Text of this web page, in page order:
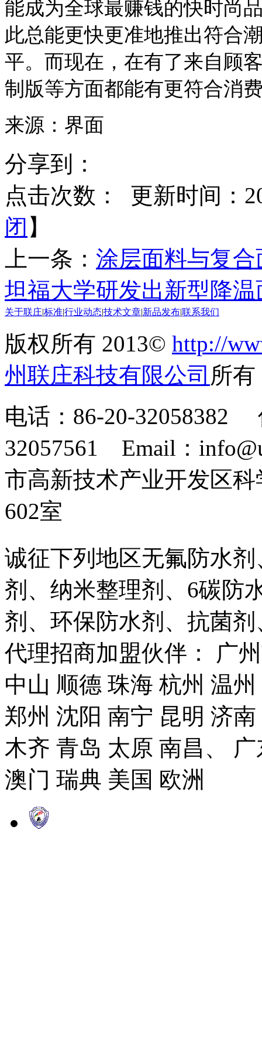
能成为全球最赚钱的快时尚
此总能更快更准地推出符合
平。而现在，在有了来自顾
制版等方面都能有更符合消
来源：界面
分享到：
点击次数：
更新时间：
闭 】
上一条： 涂层面料与复
坦福大学研发出新型降温
关于联庄标准行业动态技术文章 新品发布联系我们
版权所有 2013© http://
州联庄科技有限公司 所
电话：86-20-32058382
32057561 Email：
市高新技术产业开发区
602室
诚征下列地区无氟防水
剂、纳米整理剂、6碳防
剂、环保防水剂、抗菌
代理招商加盟伙伴： 广
中山 顺德 珠海 杭州 温
郑州 沈阳 南宁 昆明 济
木齐 青岛 太原 南昌、
澳门 瑞典 美国 欧洲